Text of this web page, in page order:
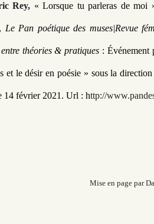
Rey, « Lorsque tu parleras de moi
, Le Pan poétique des muses|Revue
théories & pratiques : Événement
et le désir en poésie » sous la
14 février 2021. Url : http://
Mise en page par